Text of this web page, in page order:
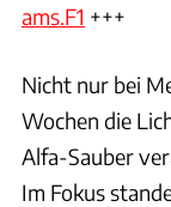
ams.F1 +++
Nicht nur bei
Wochen die
Alfa-Sauber
Im Fokus